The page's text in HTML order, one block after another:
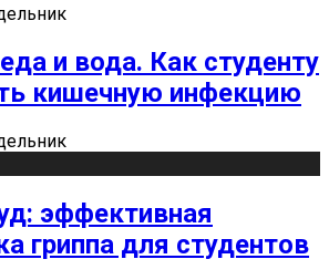
и вода. Как студенту
кишечную инфекцию
эффективная
гриппа для студентов